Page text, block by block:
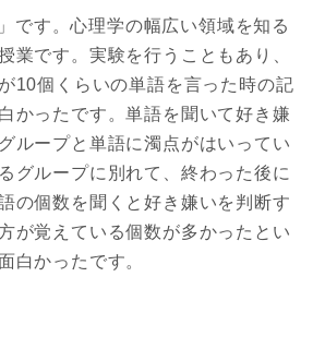
です。心理学の幅広い領域を知る
業です。実験を行うこともあり、
10個くらいの単語を言った時の記
かったです。単語を聞いて好き嫌
ループと単語に濁点がはいってい
グループに別れて、終わった後に
の個数を聞くと好き嫌いを判断す
が覚えている個数が多かったとい
白かったです。